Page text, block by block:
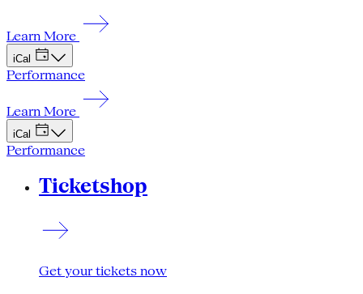
Learn More
iCal
Performance
Learn More
iCal
Performance
Ticketshop
Get your tickets now